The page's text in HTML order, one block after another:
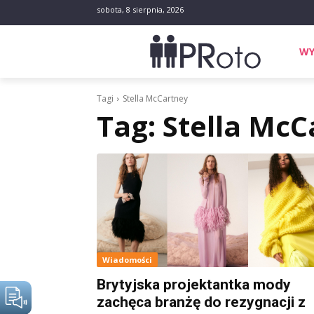
sobota, 8 sierpnia, 2026
Tagi Stella McCartney
Tag: Stella
Wiadomości
Brytyjska projektantka mody
zachęca branżę do rezygnacji z